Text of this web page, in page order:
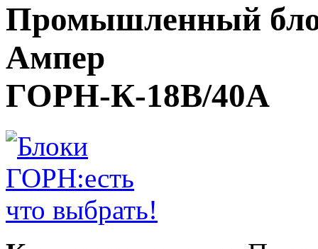
Промышленный
Ампер
ГОРН-К-18В/40А